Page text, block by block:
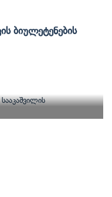
Ბიულეტენების